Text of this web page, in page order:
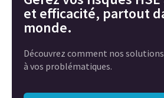
et efficacité, partout
monde.
Découvrez comment nos
à vos problématiques.